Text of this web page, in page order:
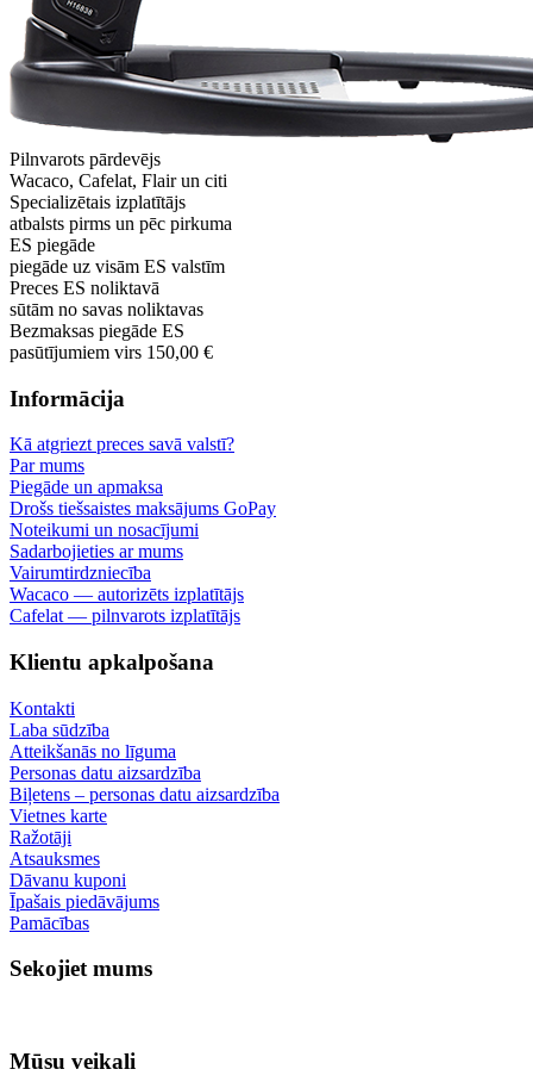
Pilnvarots pārdevējs
Wacaco, Cafelat, Flair un citi
Specializētais izplatītājs
atbalsts pirms un pēc pirkuma
ES piegāde
piegāde uz visām ES valstīm
Preces ES noliktavā
sūtām no savas noliktavas
Bezmaksas piegāde ES
pasūtījumiem virs 150,00 €
Informācija
Kā atgriezt preces savā valstī?
Par mums
Piegāde un apmaksa
Drošs tiešsaistes maksājums GoPay
Noteikumi un nosacījumi
Sadarbojieties ar mums
Vairumtirdzniecība
Wacaco — autorizēts izplatītājs
Cafelat — pilnvarots izplatītājs
Klientu apkalpošana
Kontakti
Laba sūdzība
Atteikšanās no līguma
Personas datu aizsardzība
Biļetens – personas datu aizsardzība
Vietnes karte
Ražotāji
Atsauksmes
Dāvanu kuponi
Īpašais piedāvājums
Pamācības
Sekojiet mums
Mūsu veikali